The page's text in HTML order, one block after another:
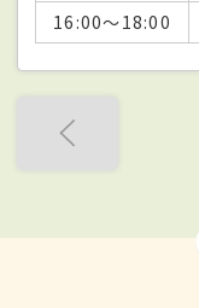
16:00～18:00